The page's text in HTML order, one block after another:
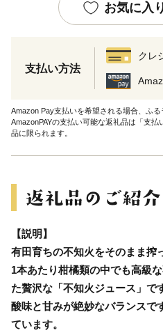
お気に入
支払い方法
クレ
Amazon Pay支払いを希望される場合、ふる
AmazonPAYの支払い可能な返礼品は「支
品に限られます。
【説明】
有田育ちの不知火をそのまま搾
1本あたり柑橘類の中でも高級
た贅沢な「不知火ジュース」で
酸味と甘みが絶妙なバランスで
ています。